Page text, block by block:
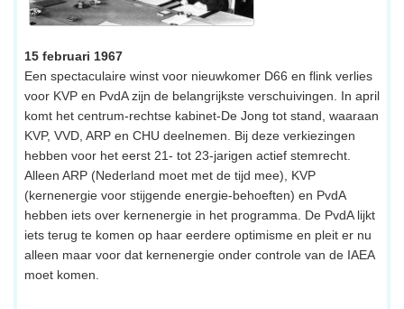
15 februari 1967
Een spectaculaire winst voor nieuwkomer D66 en flink verlies
voor KVP en PvdA zijn de belangrijkste verschuivingen. In april
komt het centrum-rechtse kabinet-De Jong tot stand, waaraan
KVP, VVD, ARP en CHU deelnemen. Bij deze verkiezingen
hebben voor het eerst 21- tot 23-jarigen actief stemrecht.
Alleen ARP (Nederland moet met de tijd mee), KVP
(kernenergie voor stijgende energie-behoeften) en PvdA
hebben iets over kernenergie in het programma. De PvdA lijkt
iets terug te komen op haar eerdere optimisme en pleit er nu
alleen maar voor dat kernenergie onder controle van de IAEA
moet komen.